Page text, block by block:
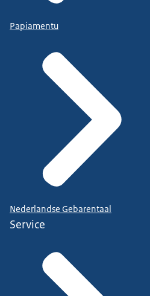
Papiamentu
Nederlandse Gebarentaal
Service